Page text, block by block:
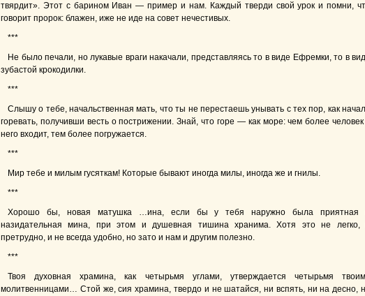
твярдит». Этот с барином Иван — пример и нам. Каждый тверди свой урок и помни,
говорит пророк: блажен, иже не иде на совет нечестивых.
***
Не было печали, но лукавые враги накачали, представляясь то в виде Ефремки, то в
зубастой крокодилки.
***
Слышу о тебе, начальственная мать, что ты не перестаешь унывать с тех пор, как
горевать, получивши весть о пострижении. Знай, что горе — как море: чем более человек
него входит, тем более погружается.
***
Мир тебе и милым гусяткам! Которые бывают иногда милы, иногда же и гнилы.
***
Хорошо бы, новая матушка …ина, если бы у тебя наружно была приятная
назидательная мина, при этом и душевная тишина хранима. Хотя это не легко,
претрудно, и не всегда удобно, но зато и нам и другим полезно.
***
Твоя духовная храмина, как четырьмя углами, утверждается четырьмя
молитвенницами… Стой же, сия храмина, твердо и не шатайся, ни вспять, ни на десно,